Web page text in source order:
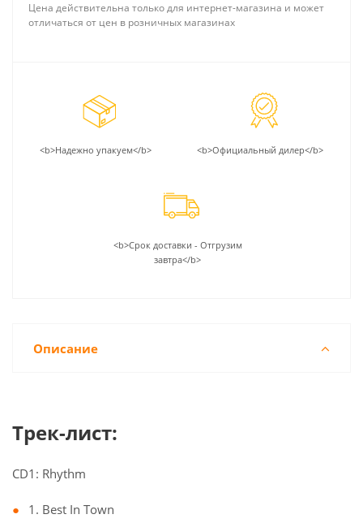
Цена действительна только для интернет-магазина и может
отличаться от цен в розничных магазинах
<b>Надежно упакуем</b> <b>Официальный дилер</b>
<b>Срок доставки - Отгрузим
завтра</b>
Описание
Трек-лист:
CD1: Rhythm
1. Best In Town